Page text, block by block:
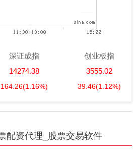
深证成指
14274.38
164.26(1.16%)
创业板指
3555.02
39.46(1.12%)
配资代理_股票交易软件